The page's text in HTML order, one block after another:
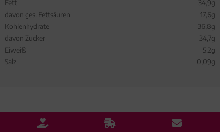
Fett
34,9g
davon ges. Fettsäuren
17,6g
Kohlenhydrate
36,8g
davon Zucker
34,7g
Eiweiß
5,2g
Salz
0,09g